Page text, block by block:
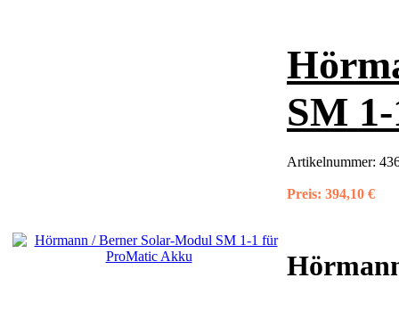
SM
Artikelnummer:
Preis: 394,10 €